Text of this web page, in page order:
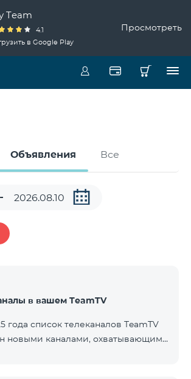
Team
4.1
в Google Play
Просмотреть
Объявления Все
в вашем TeamTV
года список телеканалов TeamTV
новыми каналами, охватывающими